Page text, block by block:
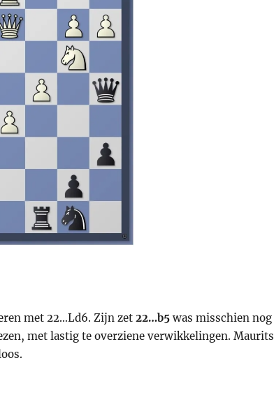
met 22…Ld6. Zijn zet22…b5 was misschien nog
met lastig te overziene verwikkelingen. Maurits